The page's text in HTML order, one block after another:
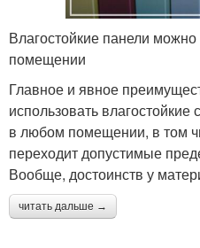
Влагостойкие панели
помещении
Главное и явное
использовать
в любом помещении, в том
переходит допустимые
Вообще, достоинств у
читать дальше →